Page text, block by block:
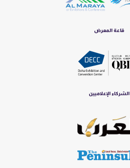
قاعة المعرض
الشركاء الإعلاميين